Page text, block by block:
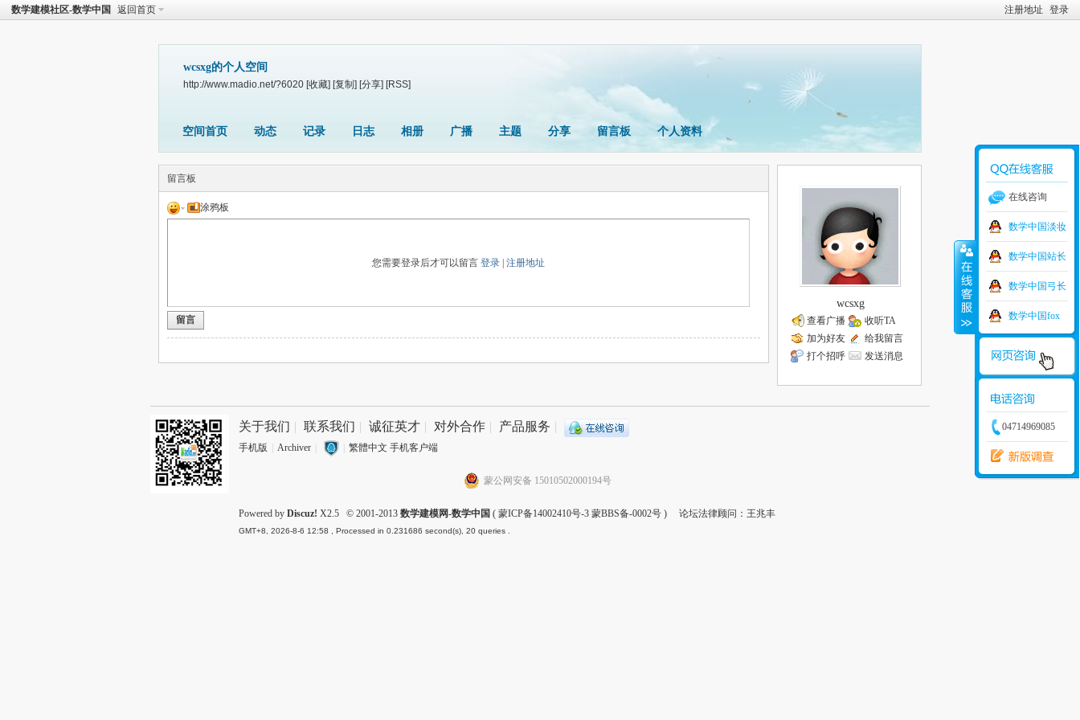
注册地址 登录
数学建模社区-数学中国 返回首页
wcsxg的个人空间
http://www.madio.net/?6020 [收藏] [复制] [分享] [RSS]
空间首页 动态 记录 日志 相册 广播 主题 分享 留言板 个人资料
留言板
涂鸦板
您需要登录后才可以留言登录 |注册地址
留言
wcsxg
查看广播
收听TA
加为好友
给我留言
打个招呼
发送消息
在线咨询
数学中国淡妆
数学中国站长
数学中国弓长
数学中国fox
04714969085
关于我们 | 联系我们 | 诚征英才 | 对外合作 | 产品服务 |
手机版 Archiver 繁體中文 手机客户端
蒙公网安备 15010502000194号
Powered by Discuz! X2.5 © 2001-2013 数学建模网-数学中国 ( 蒙ICP备14002410号-3 蒙BBS备-0002号 ) 论坛法律顾问：王兆丰
GMT+8, 2026-8-6 12:58 , Processed in 0.231686 second(s), 20 queries .